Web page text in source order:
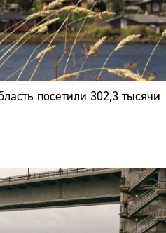
посетили 302,3 тысячи